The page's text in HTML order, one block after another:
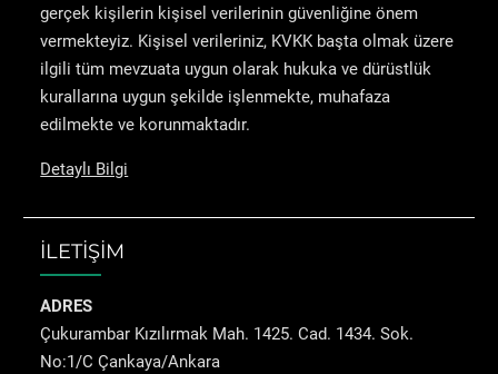
gerçek kişilerin kişisel verilerinin güvenliğine önem
vermekteyiz. Kişisel verileriniz, KVKK başta olmak üzere
ilgili tüm mevzuata uygun olarak hukuka ve dürüstlük
kurallarına uygun şekilde işlenmekte, muhafaza
edilmekte ve korunmaktadır.
Detaylı Bilgi
İLETİŞİM
ADRES
Çukurambar Kızılırmak Mah. 1425. Cad. 1434. Sok.
No:1/C Çankaya/Ankara